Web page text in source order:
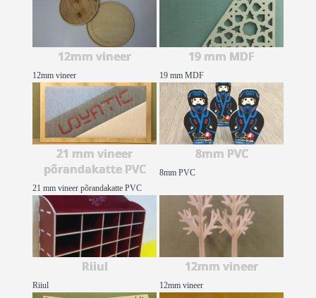
12mm vineer
12mm vineer
19 mm MDF
19 mm MDF
21 mm vineer
põrandakatte PVC
21 mm vineer põrandakatte PVC
8mm PVC
8mm PVC
Riiul
Riiul
12mm vineer
12mm vineer